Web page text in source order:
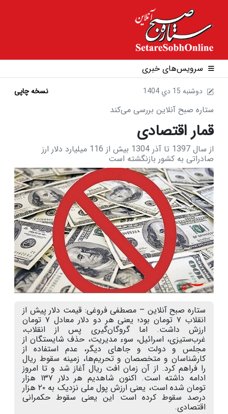
سرویس‌های خبری
1404 دوشنبه 15 دي نسخه چاپی
ستاره صبح آنلاین بررسی می‌کند
قمار اقتصادی
از سال 1397 تا آذر 1304 بیش از 116 میلیارد دلار ارز
صادراتی به کشور بازنگشته است
ستاره صبح آنلاین – مصطفی فروغی: قیمت دلار پیش از
انقلاب ۷ تومان بود؛ یعنی هر دو دلار معادل ۷ تومان
ارزش داشت. اما گروگان‌گیری پس از انقلاب،
غرب‌ستیزی، اسرائیل، سوء مدیریت، حذف شایستگان از
مجلس و دولت و جاهای دیگر، عدم استفاده از
کارشناسان و متخصصان و تحریم‌ها، زمینه سقوط ریال
را فراهم کرد. از آن زمان افت ریال آغاز شد و تا امروز
ادامه داشته است. اکنون شاهدیم هر دلار ۱۳۷ هزار
تومان شده است، یعنی ارزش پول ملی نزدیک به ۲۰ هزار
درصد سقوط کرده است این یعنی سقوط حکمرانی
اقتصادی.